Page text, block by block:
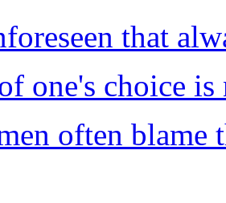
that
one's choice
often blame